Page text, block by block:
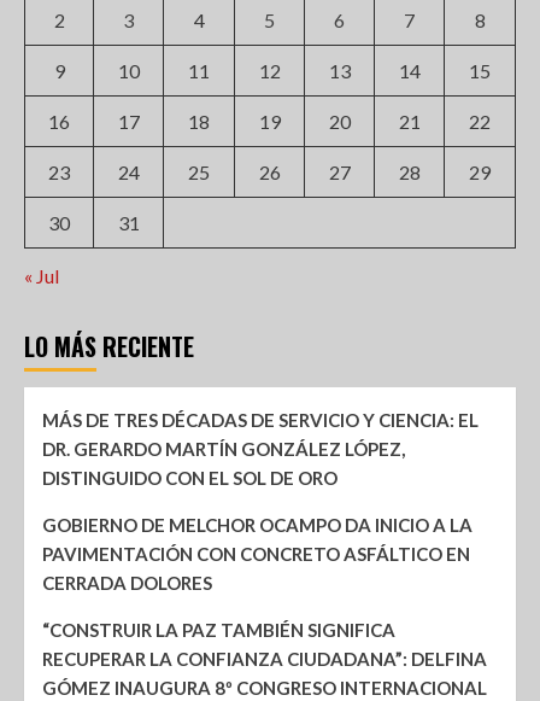
2 3 4 5 6 7 8
9 10 11 12 13 14 15
16 17 18 19 20 21 22
23 24 25 26 27 28 29
30 31
« Jul
LO MÁS RECIENTE
MÁS DE TRES DÉCADAS DE SERVICIO Y CIENCIA: EL
DR. GERARDO MARTÍN GONZÁLEZ LÓPEZ,
DISTINGUIDO CON EL SOL DE ORO
GOBIERNO DE MELCHOR OCAMPO DA INICIO A LA
PAVIMENTACIÓN CON CONCRETO ASFÁLTICO EN
CERRADA DOLORES
“CONSTRUIR LA PAZ TAMBIÉN SIGNIFICA
RECUPERAR LA CONFIANZA CIUDADANA”: DELFINA
GÓMEZ INAUGURA 8º CONGRESO INTERNACIONAL